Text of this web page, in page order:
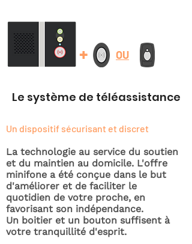
+ OU
Le système de téléassistance
Un dispositif sécurisant et discret
La technologie au service du soutien
et du maintien au domicile. L'offre
minifone a été conçue dans le but
d'améliorer et de faciliter le
quotidien de votre proche, en
favorisant son indépendance.
Un boitier et un bouton suffisent à
votre tranquillité d'esprit.